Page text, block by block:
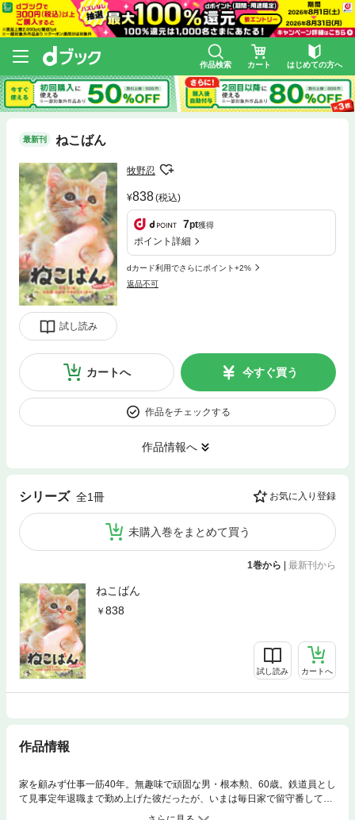
作品検索 カート はじめての方へ
最新刊 ねこばん
試し読み
牧野忍
838(税込)
7pt獲得
ポイント詳細
dカード利用でさらにポイント+2%
返品不可
カートへ 今すぐ買う
作品をチェックする
作品情報へ
シリーズ 全1冊 お気に入り登録
未購入巻をまとめて買う
1巻から | 最新刊から
ねこばん
838
試し読み カートへ
作品情報
家を顧みず仕事一筋40年。無趣味で頑固な男・根本勲、60歳。鉄道員とし
て見事定年退職まで勤め上げた彼だったが、いまは毎日家で留守番してい
る。妻は毎日何処かへ出かけ、彼に残されたのは冷蔵庫のボードに書かれ